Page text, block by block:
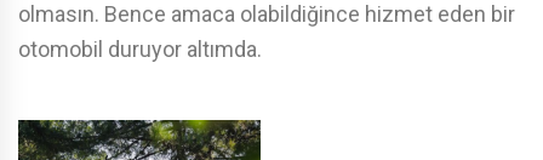
olmasın. Bence amaca olabildiğince hizmet eden bir
otomobil duruyor altımda.